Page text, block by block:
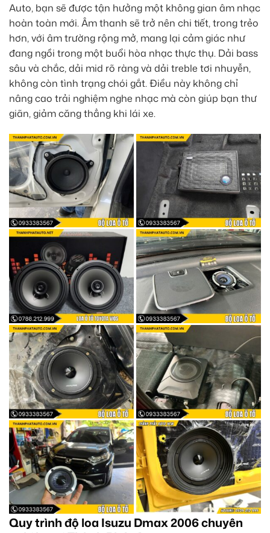
Auto, bạn sẽ được tận hưởng một không gian âm nhạc
hoàn toàn mới. Âm thanh sẽ trở nên chi tiết, trong trẻo
hơn, với âm trường rộng mở, mang lại cảm giác như
đang ngồi trong một buổi hòa nhạc thực thụ. Dải bass
sâu và chắc, dải mid rõ ràng và dải treble tơi nhuyễn,
không còn tình trạng chói gắt. Điều này không chỉ
nâng cao trải nghiệm nghe nhạc mà còn giúp bạn thư
giãn, giảm căng thẳng khi lái xe.
Quy trình độ loa Isuzu Dmax 2006 chuyên